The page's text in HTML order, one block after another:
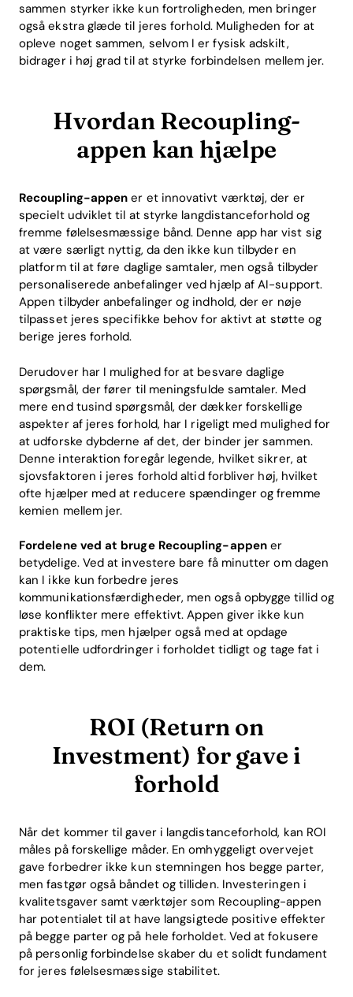
Blog
Download
sammen styrker ikke kun fortroligheden, men bringer
også ekstra glæde til jeres forhold. Muligheden for at
opleve noget sammen, selvom I er fysisk adskilt,
bidrager i høj grad til at styrke forbindelsen mellem jer.
Hvordan Recoupling-
appen kan hjælpe
Recoupling-appen er et innovativt værktøj, der er
specielt udviklet til at styrke langdistanceforhold og
fremme følelsesmæssige bånd. Denne app har vist sig
at være særligt nyttig, da den ikke kun tilbyder en
platform til at føre daglige samtaler, men også tilbyder
personaliserede anbefalinger ved hjælp af AI-support.
Appen tilbyder anbefalinger og indhold, der er nøje
tilpasset jeres specifikke behov for aktivt at støtte og
berige jeres forhold.
Derudover har I mulighed for at besvare daglige
spørgsmål, der fører til meningsfulde samtaler. Med
mere end tusind spørgsmål, der dækker forskellige
aspekter af jeres forhold, har I rigeligt med mulighed for
at udforske dybderne af det, der binder jer sammen.
Denne interaktion foregår legende, hvilket sikrer, at
sjovsfaktoren i jeres forhold altid forbliver høj, hvilket
ofte hjælper med at reducere spændinger og fremme
kemien mellem jer.
Fordelene ved at bruge Recoupling-appener
betydelige. Ved at investere bare få minutter om dagen
kan I ikke kun forbedre jeres
kommunikationsfærdigheder, men også opbygge tillid og
løse konflikter mere effektivt. Appen giver ikke kun
praktiske tips, men hjælper også med at opdage
potentielle udfordringer i forholdet tidligt og tage fat i
dem.
ROI (Return on
Investment) for gave i
forhold
Når det kommer til gaver i langdistanceforhold, kan ROI
måles på forskellige måder. En omhyggeligt overvejet
gave forbedrer ikke kun stemningen hos begge parter,
men fastgør også båndet og tilliden. Investeringen i
kvalitetsgaver samt værktøjer som Recoupling-appen
har potentialet til at have langsigtede positive effekter
på begge parter og på hele forholdet. Ved at fokusere
på personlig forbindelse skaber du et solidt fundament
for jeres følelsesmæssige stabilitet.